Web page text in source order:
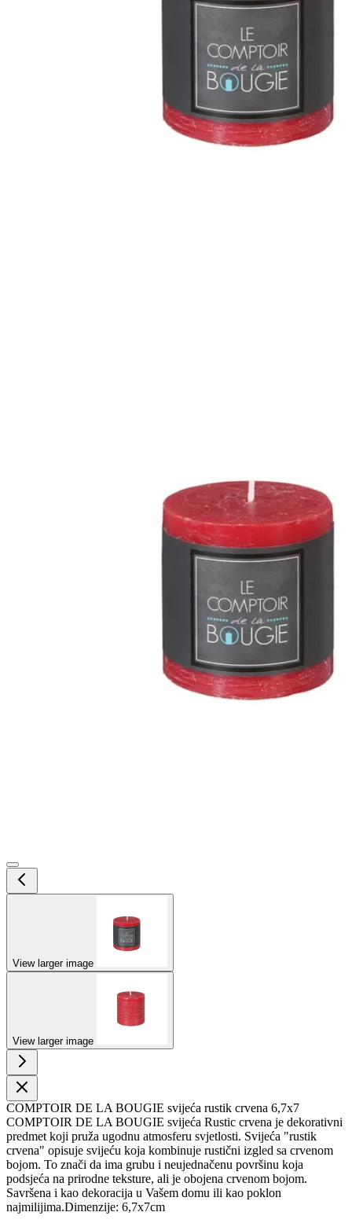
View larger image
View larger image
COMPTOIR DE LA BOUGIE svijeća rustik crvena 6,7x7
COMPTOIR DE LA BOUGIE svijeća Rustic crvena je dekorativni
predmet koji pruža ugodnu atmosferu svjetlosti. Svijeća "rustik
crvena" opisuje svijeću koja kombinuje rustični izgled sa crvenom
bojom. To znači da ima grubu i neujednačenu površinu koja
podsjeća na prirodne teksture, ali je obojena crvenom bojom.
Savršena i kao dekoracija u Vašem domu ili kao poklon
najmilijima.Dimenzije: 6,7x7cm